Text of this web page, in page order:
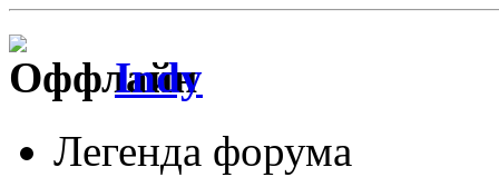
Indy
Легенда форума